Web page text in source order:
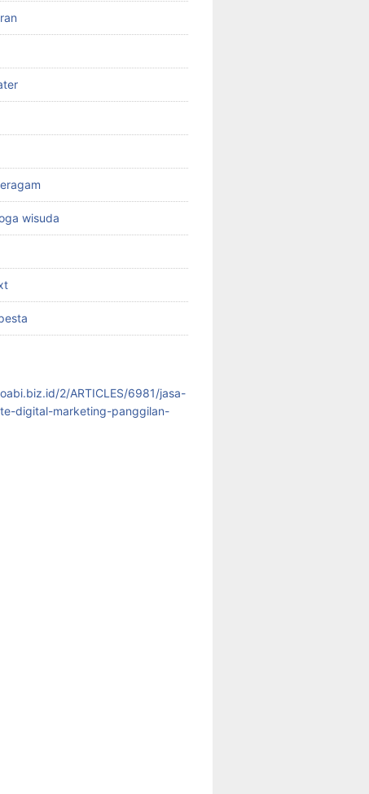
wisuda
2/ARTICLES/6981/jasa-
digital-marketing-panggilan-